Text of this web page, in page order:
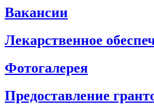
Вакансии
Лекарственное
Фотогалерея
Предоставление